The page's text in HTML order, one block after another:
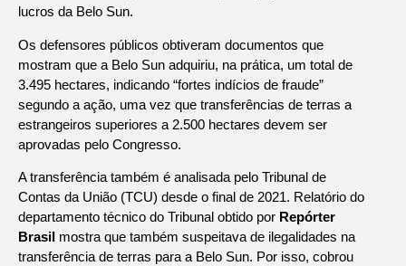
lucros da Belo Sun.
Os defensores públicos obtiveram documentos que
mostram que a Belo Sun adquiriu, na prática, um total de
3.495 hectares, indicando “fortes indícios de fraude”
segundo a ação, uma vez que transferências de terras a
estrangeiros superiores a 2.500 hectares devem ser
aprovadas pelo Congresso.
A transferência também é analisada pelo Tribunal de
Contas da União (TCU) desde o final de 2021. Relatório do
departamento técnico do Tribunal obtido por Repórter
Brasil mostra que também suspeitava de ilegalidades na
transferência de terras para a Belo Sun. Por isso, cobrou